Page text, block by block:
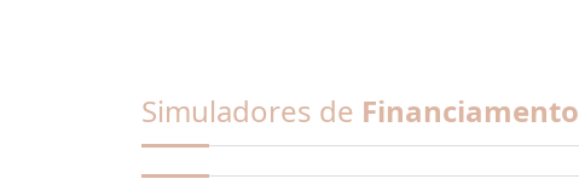
Simuladores de Financiamento